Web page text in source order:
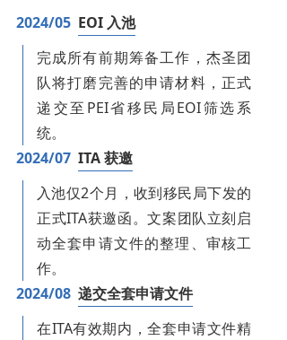
2024/05 EOI 入池
完成所有前期筹备工作，杰圣团
队将打磨完善的申请材料，正式
递交至PEI省移民局EOI筛选系
统。
2024/07 ITA 获邀
入池仅2个月，收到移民局下发的
正式ITA获邀函。文案团队立刻启
动全套申请文件的整理、审核工
作。
2024/08 递交全套申请文件
在ITA有效期内，全套申请文件精